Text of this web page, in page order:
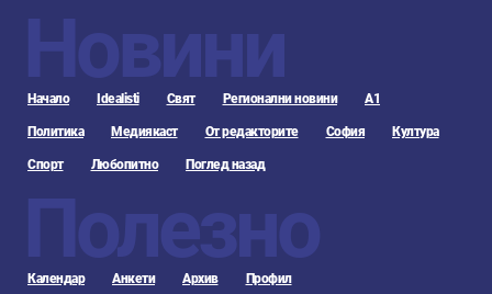
Новини
Начало Idealisti Свят Регионални новини А1
Политика Медиякаст От редакторите София Култура
Спорт Любопитно Поглед назад
Полезно
Календар Анкети Архив Профил